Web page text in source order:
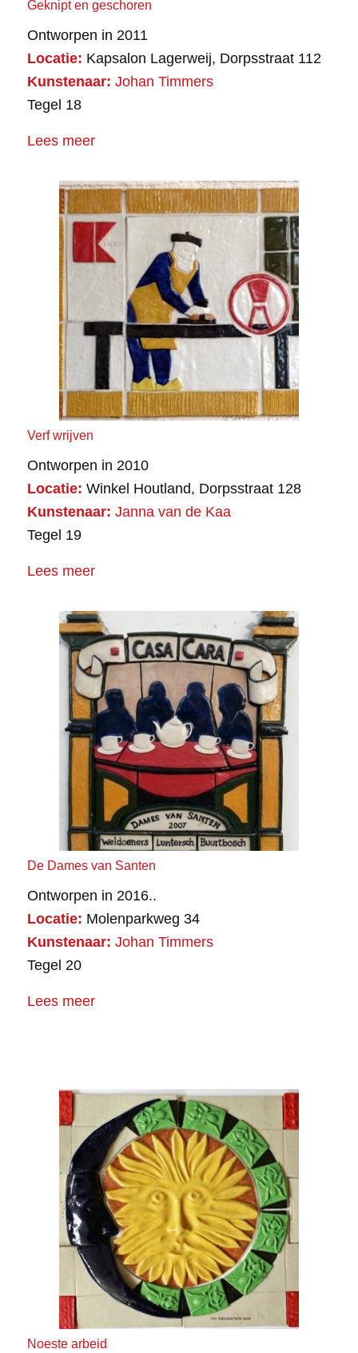
Geknipt en geschoren
Ontworpen in 2011
Locatie: Kapsalon Lagerweij, Dorpsstraat 112
Kunstenaar: Johan Timmers
Tegel 18
Lees meer
Verf wrijven
Ontworpen in 2010
Locatie: Winkel Houtland, Dorpsstraat 128
Kunstenaar: Janna van de Kaa
Tegel 19
Lees meer
De Dames van Santen
Ontworpen in 2016..
Locatie: Molenparkweg 34
Kunstenaar: Johan Timmers
Tegel 20
Lees meer
Noeste arbeid